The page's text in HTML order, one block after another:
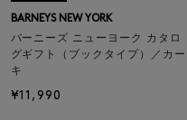
BARNEYS NEW YORK
バーニーズ ニューヨーク カタロ
グギフト（ブックタイプ）／カー
キ
¥11,990